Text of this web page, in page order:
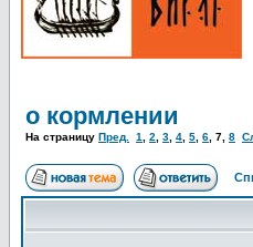
о кормлении
На страницу Пред. 1 2 3 4 5 6 7 8